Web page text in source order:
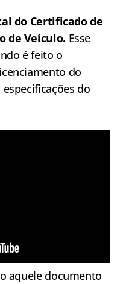
do Certificado de
de Veículo. Esse
é feito o
do
do
aquele documento